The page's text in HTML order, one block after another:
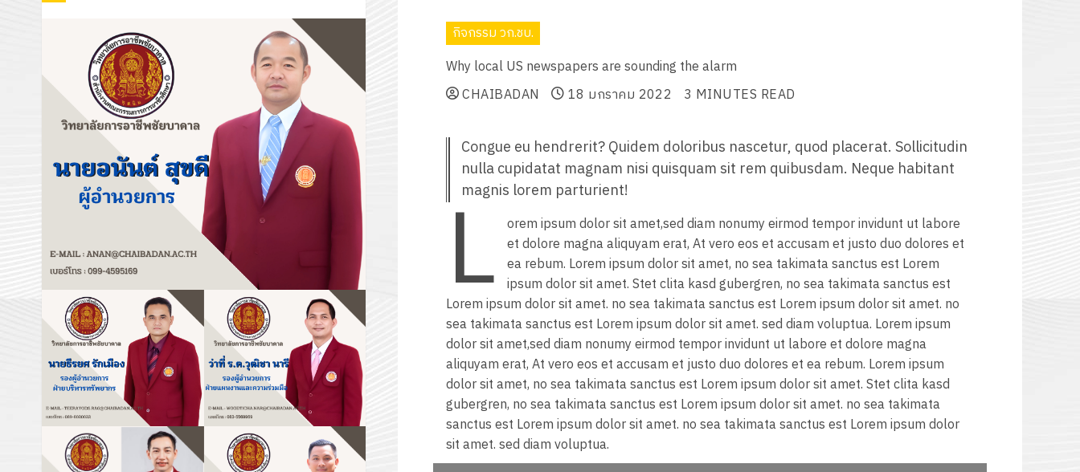
กิจกรรม วก.ชบ.
Why local US newspapers are sounding the alarm
CHAIBADAN
18 มกราคม 2022 3 MINUTES READ
Congue eu hendrerit? Quidem doloribus nascetur, quod placerat. Sollicitudin
nulla cupidatat magnam nisi quisquam sit rem quibusdam. Neque habitant
magnis lorem parturient!
L orem ipsum dolor sit amet,sed diam nonumy eirmod tempor invidunt ut labore
et dolore magna aliquyam erat, At vero eos et accusam et justo duo dolores et
ea rebum. Lorem ipsum dolor sit amet, no sea takimata sanctus est Lorem
ipsum dolor sit amet. Stet clita kasd gubergren, no sea takimata sanctus est
Lorem ipsum dolor sit amet. no sea takimata sanctus est Lorem ipsum dolor sit amet. no
sea takimata sanctus est Lorem ipsum dolor sit amet. sed diam voluptua. Lorem ipsum
dolor sit amet,sed diam nonumy eirmod tempor invidunt ut labore et dolore magna
aliquyam erat, At vero eos et accusam et justo duo dolores et ea rebum. Lorem ipsum
dolor sit amet, no sea takimata sanctus est Lorem ipsum dolor sit amet. Stet clita kasd
gubergren, no sea takimata sanctus est Lorem ipsum dolor sit amet. no sea takimata
sanctus est Lorem ipsum dolor sit amet. no sea takimata sanctus est Lorem ipsum dolor
sit amet. sed diam voluptua.